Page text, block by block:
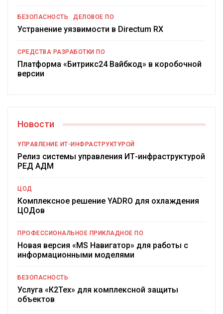
БЕЗОПАСНОСТЬ ДЕЛОВОЕ ПО
Устранение уязвимости в Directum RX
СРЕДСТВА РАЗРАБОТКИ ПО
Платформа «Битрикс24 Вайбкод» в коробочной
версии
Новости
УПРАВЛЕНИЕ ИТ-ИНФРАСТРУКТУРОЙ
Релиз системы управления ИТ-инфраструктурой
РЕД АДМ
ЦОД
Комплексное решение YADRO для охлаждения
ЦОДов
ПРОФЕССИОНАЛЬНОЕ ПРИКЛАДНОЕ ПО
Новая версия «MS Навигатор» для работы с
информационными моделями
БЕЗОПАСНОСТЬ
Услуга «К2Тех» для комплексной защиты
объектов